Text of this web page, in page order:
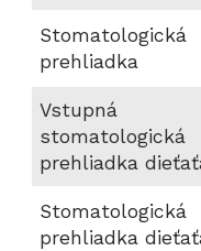
Stomatologická
prehliadka
Vstupná
stomatologická
prehliadka
Stomatologická
prehliadka